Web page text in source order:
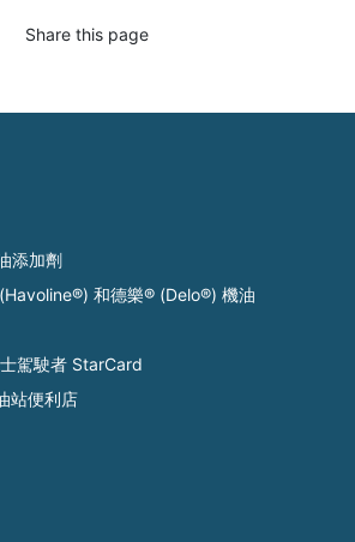
Share this page
添加劑
和德樂® (Delo®) 機油
駕駛者 StarCard
站便利店